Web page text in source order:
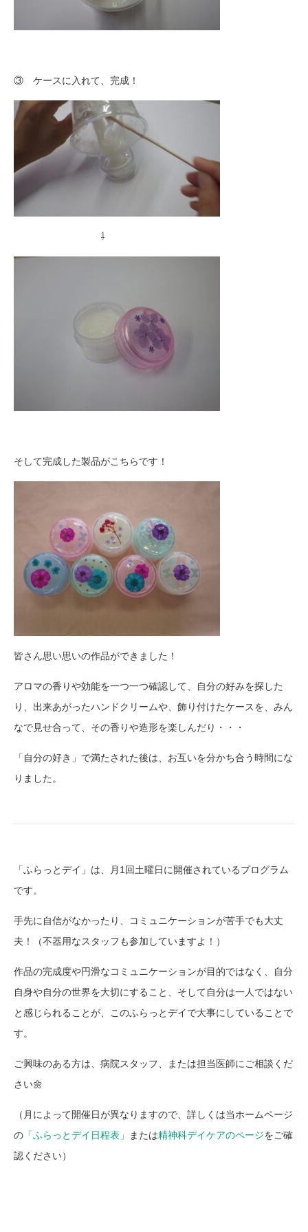
③ ケースに入れて、完成！
⇩
そして完成した製品がこちらです！
皆さん思い思いの作品ができました！
アロマの香りや効能を一つ一つ確認して、自分の好みを探した
り、出来あがったハンドクリームや、飾り付けたケースを、みん
なで見せ合って、その香りや造形を楽しんだり・・・
「自分の好き」で満たされた後は、お互いを分かち合う時間にな
りました。
「ふらっとデイ」は、月1回土曜日に開催されているプログラム
です。
手先に自信がなかったり、コミュニケーションが苦手でも大丈
夫！（不器用なスタッフも参加していますよ！）
作品の完成度や円滑なコミュニケーションが目的ではなく、自分
自身や自分の世界を大切にすること、そして自分は一人ではない
と感じられることが、このふらっとデイで大事にしていることで
す。
ご興味のある方は、病院スタッフ、または担当医師にご相談くだ
さい🌼
（月によって開催日が異なりますので、詳しくは当ホームページ
の 「ふらっとデイ日程表」 または精神科デイケアのページをご確
認ください）